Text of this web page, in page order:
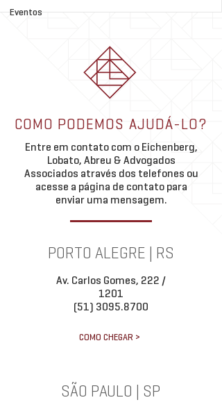
Eventos
PORTO ALEGRE | RS
Av. Carlos Gomes, 222 /
1201
(51) 3095.8700
COMO CHEGAR >
SÃO PAULO | SP
COMO PODEMOS AJUDÁ-LO?
Entre em contato com o Eichenberg,
Lobato, Abreu & Advogados
Associados através dos telefones ou
acesse a página de contato para
enviar uma mensagem.